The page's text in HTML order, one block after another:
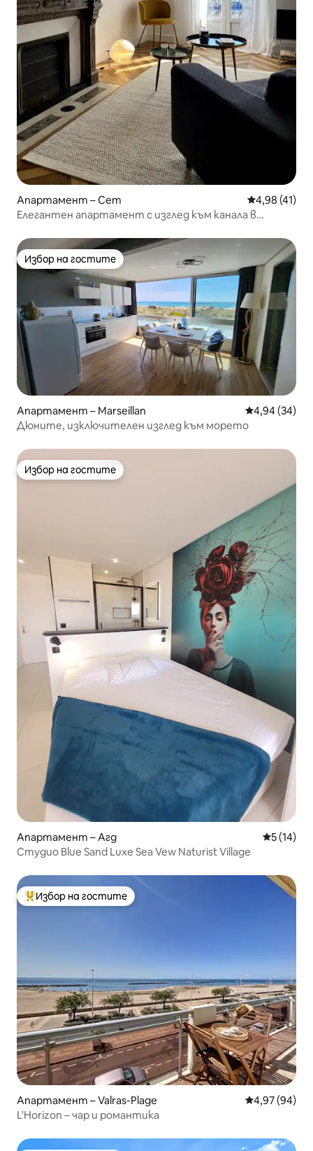
Апартамент – Сет Средна
4,98 (41)
Елегантен апартамент с изглед към канала в
Избор на гостите
Избор на гостите
Апартамент – Marseillan Средна
4,94 (34)
Дюните, изключителен изглед към морето
Избор на гостите
Избор на гостите
Апартамент – Агд Средна
5 (14)
Студио Blue Sand Luxe Sea Vew Naturist Village
Най-популярен избор на гостите
Избор на гостите
Апартамент – Valras-Plage Средна
4,97 (94)
L'Horizon – чар и романтика